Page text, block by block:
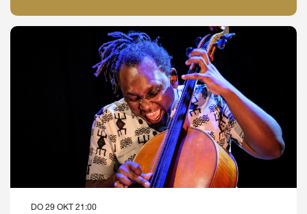
DO 29 OKT 21:00